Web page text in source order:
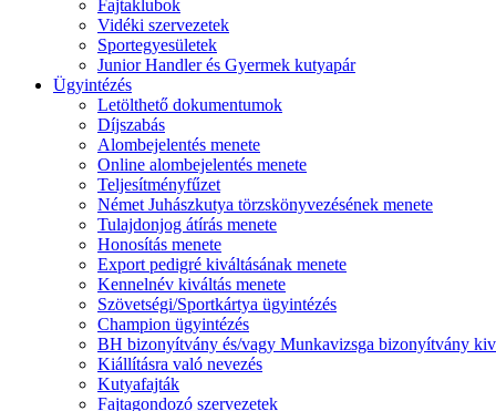
Fajtaklubok
Vidéki szervezetek
Sportegyesületek
Junior Handler és Gyermek kutyapár
Ügyintézés
Letölthető dokumentumok
Díjszabás
Alombejelentés menete
Online alombejelentés menete
Teljesítményfűzet
Német Juhászkutya törzskönyvezésének menete
Tulajdonjog átírás menete
Honosítás menete
Export pedigré kiváltásának menete
Kennelnév kiváltás menete
Szövetségi/Sportkártya ügyintézés
Champion ügyintézés
BH bizonyítvány és/vagy Munkavizsga bizonyítvány
Kiállításra való nevezés
Kutyafajták
Fajtagondozó szervezetek